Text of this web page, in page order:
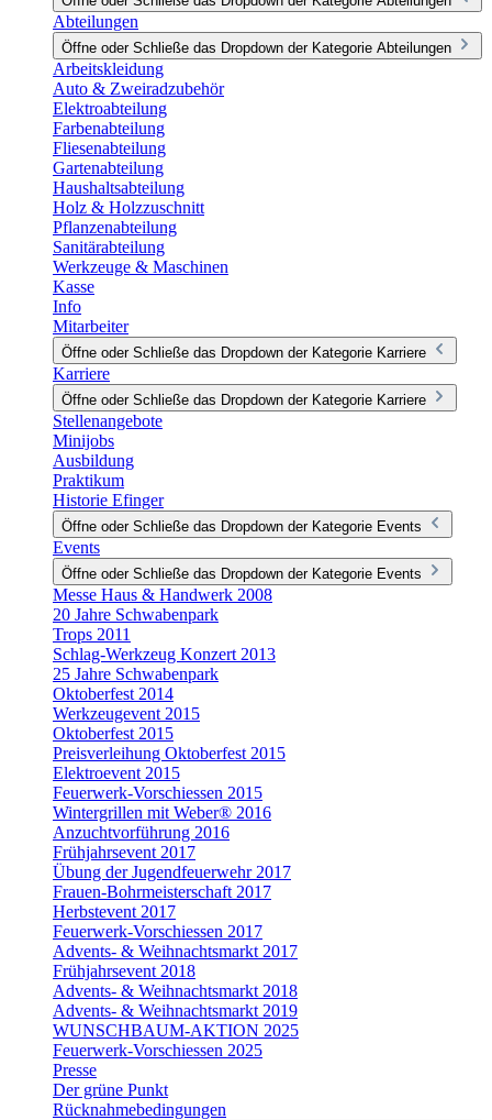
Abteilungen
Öffne oder Schließe das Dropdown der Kategorie Abteilungen
Arbeitskleidung
Auto & Zweiradzubehör
Elektroabteilung
Farbenabteilung
Fliesenabteilung
Gartenabteilung
Haushaltsabteilung
Holz & Holzzuschnitt
Pflanzenabteilung
Sanitärabteilung
Werkzeuge & Maschinen
Kasse
Info
Mitarbeiter
Öffne oder Schließe das Dropdown der Kategorie Karriere
Karriere
Öffne oder Schließe das Dropdown der Kategorie Karriere
Stellenangebote
Minijobs
Ausbildung
Praktikum
Historie Efinger
Öffne oder Schließe das Dropdown der Kategorie Events
Events
Öffne oder Schließe das Dropdown der Kategorie Events
Messe Haus & Handwerk 2008
20 Jahre Schwabenpark
Trops 2011
Schlag-Werkzeug Konzert 2013
25 Jahre Schwabenpark
Oktoberfest 2014
Werkzeugevent 2015
Oktoberfest 2015
Preisverleihung Oktoberfest 2015
Elektroevent 2015
Feuerwerk-Vorschiessen 2015
Wintergrillen mit Weber® 2016
Anzuchtvorführung 2016
Frühjahrsevent 2017
Übung der Jugendfeuerwehr 2017
Frauen-Bohrmeisterschaft 2017
Herbstevent 2017
Feuerwerk-Vorschiessen 2017
Advents- & Weihnachtsmarkt 2017
Frühjahrsevent 2018
Advents- & Weihnachtsmarkt 2018
Advents- & Weihnachtsmarkt 2019
WUNSCHBAUM-AKTION 2025
Feuerwerk-Vorschiessen 2025
Presse
Der grüne Punkt
Rücknahmebedingungen